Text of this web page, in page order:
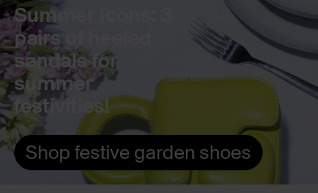
Summer Icons: 3
pairs of heeled
sandals for
summer
festivities!
Shop festive garden shoes